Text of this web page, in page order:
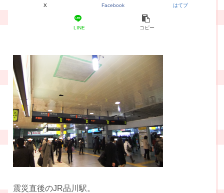
X Facebook はてブ
LINE コピー
震災直後のJR品川駅。